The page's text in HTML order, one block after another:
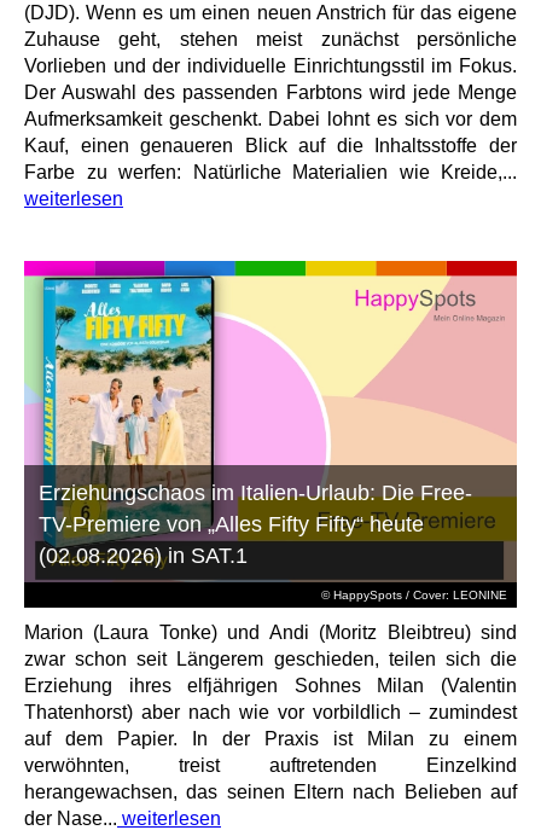
(DJD). Wenn es um einen neuen Anstrich für das eigene
Zuhause geht, stehen meist zunächst persönliche
Vorlieben und der individuelle Einrichtungsstil im Fokus.
Der Auswahl des passenden Farbtons wird jede Menge
Aufmerksamkeit geschenkt. Dabei lohnt es sich vor dem
Kauf, einen genaueren Blick auf die Inhaltsstoffe der
Farbe zu werfen: Natürliche Materialien wie Kreide,...
weiterlesen
© HappySpots / Cover: LEONINE
Erziehungschaos im Italien-Urlaub: Die Free-
TV-Premiere von „Alles Fifty Fifty“ heute
(02.08.2026) in SAT.1
Marion (Laura Tonke) und Andi (Moritz Bleibtreu) sind
zwar schon seit Längerem geschieden, teilen sich die
Erziehung ihres elfjährigen Sohnes Milan (Valentin
Thatenhorst) aber nach wie vor vorbildlich – zumindest
auf dem Papier. In der Praxis ist Milan zu einem
verwöhnten, treist auftretenden Einzelkind
herangewachsen, das seinen Eltern nach Belieben auf
der Nase... weiterlesen